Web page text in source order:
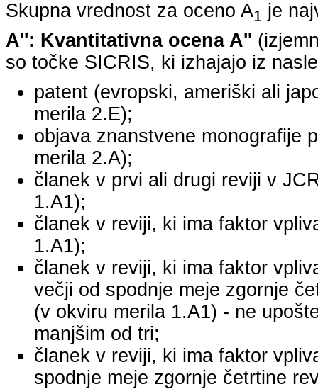
Skupna vrednost za oceno A1 je
A'': Kvantitativna ocena A''
so točke SICRIS, ki izhajajo iz
patent (evropski, ameriški ali
merila 2.E);
objava znanstvene monografije
merila 2.A);
članek v prvi ali drugi reviji v
1.A1);
članek v reviji, ki ima faktor
1.A1);
članek v reviji, ki ima faktor
večji od spodnje meje zgornje
(v okviru merila 1.A1) - ne
manjšim od tri;
članek v reviji, ki ima faktor
spodnje meje zgornje četrtine